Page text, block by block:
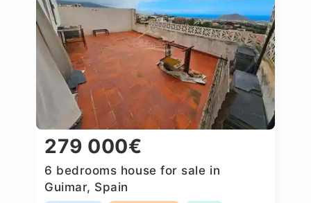
279 000€
6 bedrooms house for sale in
Guimar, Spain